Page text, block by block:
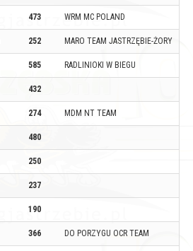
473 WRM MC POLAND
252 MARO TEAM JASTRZĘBIE-ŻORY
585 RADLINIOKI W BIEGU
432
274 MDM NT TEAM
480
250
237
190
366 DO PORZYGU OCR TEAM